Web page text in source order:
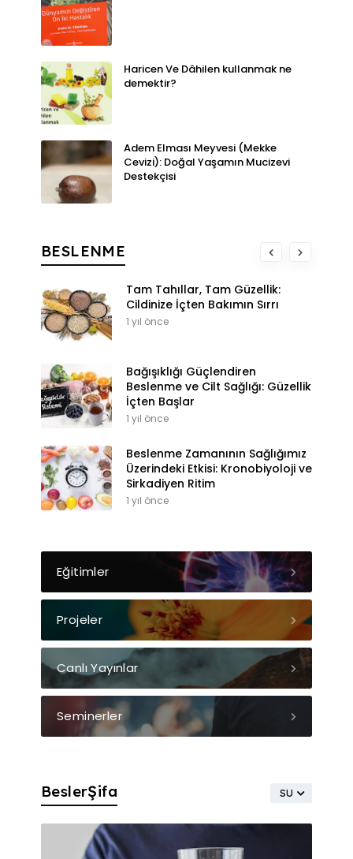
Haricen Ve Dâhilen kullanmak ne
demektir?
Adem Elması Meyvesi (Mekke
Cevizi): Doğal Yaşamın Mucizevi
Destekçisi
BESLENME
Tam Tahıllar, Tam Güzellik:
Cildinize İçten Bakımın Sırrı
1 yıl önce
Bağışıklığı Güçlendiren
Beslenme ve Cilt Sağlığı: Güzellik
İçten Başlar
1 yıl önce
Beslenme Zamanının Sağlığımız
Üzerindeki Etkisi: Kronobiyoloji ve
Sirkadiyen Ritim
1 yıl önce
Eğitimler
Projeler
Canlı Yayınlar
Seminerler
SU
BeslerŞifa